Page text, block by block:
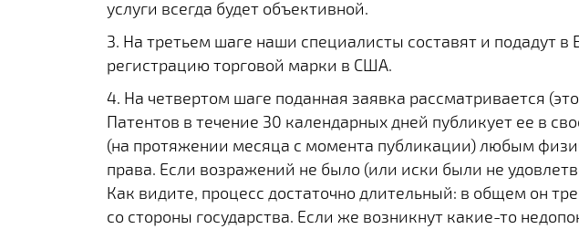
услуги всегда будет объективной.
3. На третьем шаге наши специалисты составят и подадут
регистрацию торговой марки в США.
4. На четвертом шаге поданная заявка рассматривается
Патентов в течение 30 календарных дней публикует ее в
(на протяжении месяца с момента публикации) любым
права. Если возражений не было (или иски были не
Как видите, процесс достаточно длительный: в общем он
со стороны государства. Если же возникнут какие-то